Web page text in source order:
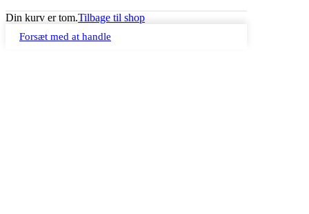
Din kurv er tom.Tilbage til shop
Forsæt med at handle